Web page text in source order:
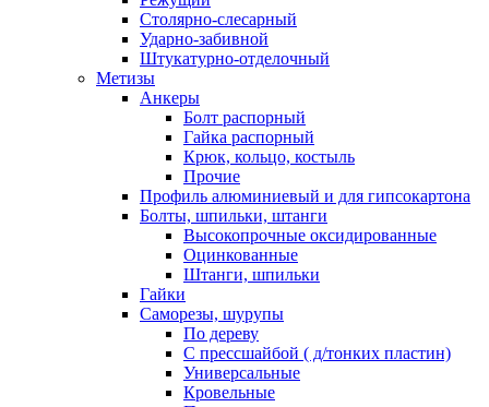
Столярно-слесарный
Ударно-забивной
Штукатурно-отделочный
Метизы
Анкеры
Болт распорный
Гайка распорный
Крюк, кольцо, костыль
Прочие
Профиль алюминиевый и для гипсокартона
Болты, шпильки, штанги
Высокопрочные оксидированные
Оцинкованные
Штанги, шпильки
Гайки
Саморезы, шурупы
По дереву
С прессшайбой ( д/тонких пластин)
Универсальные
Кровельные